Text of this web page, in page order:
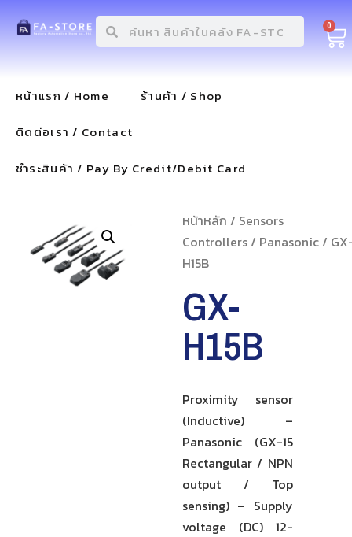
0
หน้าแรก / Home
ร้านค้า / Shop
ติดต่อเรา / Contact
ชำระสินค้า / Pay By Credit/Debit Card
หน้าหลัก / Sensors
Controllers/ Panasonic/
H15B
GX-
H15B
Proximity sensor
(Inductive) –
Panasonic (GX-15
Rectangular / NPN
output / Top
sensing) – Supply
voltage (DC) 12-